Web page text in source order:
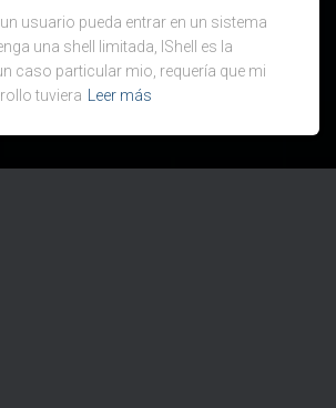
usuario pueda entrar en un sistema
una shell limitada, lShell es la
caso particular mio, requería que mi
tuviera Leer más